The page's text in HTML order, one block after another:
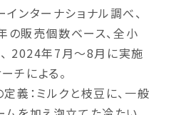
ンターナショナル調べ、
販売個数ベース、全小
、 2024年7月～8月に実施
チによる。
義：ミルクと枝豆に、一般